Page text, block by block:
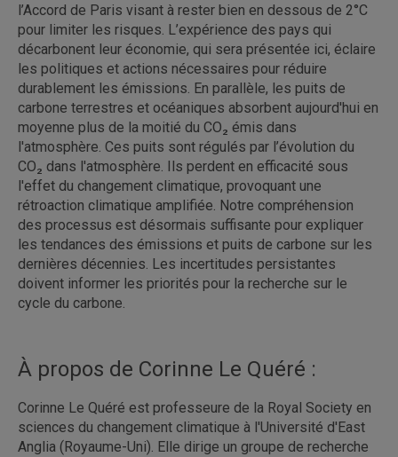
l’Accord de Paris visant à rester bien en dessous de 2°C
pour limiter les risques. L’expérience des pays qui
décarbonent leur économie, qui sera présentée ici, éclaire
les politiques et actions nécessaires pour réduire
durablement les émissions. En parallèle, les puits de
carbone terrestres et océaniques absorbent aujourd'hui en
moyenne plus de la moitié du CO₂ émis dans
l'atmosphère. Ces puits sont régulés par l’évolution du
CO₂ dans l'atmosphère. Ils perdent en efficacité sous
l'effet du changement climatique, provoquant une
rétroaction climatique amplifiée. Notre compréhension
des processus est désormais suffisante pour expliquer
les tendances des émissions et puits de carbone sur les
dernières décennies. Les incertitudes persistantes
doivent informer les priorités pour la recherche sur le
cycle du carbone.
À propos de Corinne Le Quéré :
Corinne Le Quéré est professeure de la Royal Society en
sciences du changement climatique à l'Université d'East
Anglia (Royaume-Uni). Elle dirige un groupe de recherche